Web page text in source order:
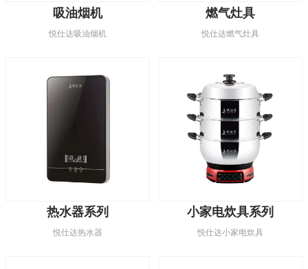
吸油烟机
悦仕达吸油烟机
燃气灶具
悦仕达燃气灶具
热水器系列
悦仕达热水器
小家电炊具系列
悦仕达小家电炊具